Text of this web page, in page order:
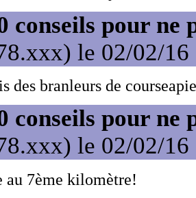
conseils pour ne
le 02/02/16
des branleurs de
conseils pour ne
le 02/02/16
au 7ème kilomètre!